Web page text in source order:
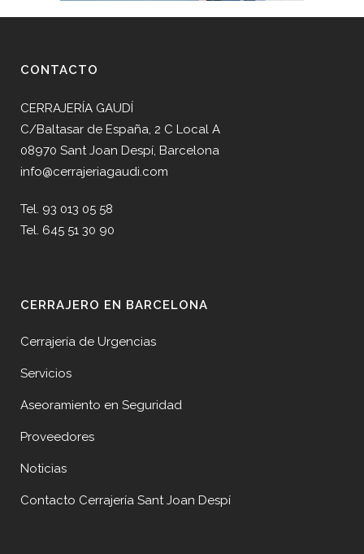
CONTACTO
CERRAJERÍA GAUDÍ
C/Baltasar de España, 2 C Local A
08970 Sant Joan Despí, Barcelona
info@cerrajeriagaudi.com
Tel. 93 013 05 58
Tel. 645 51 30 90
CERRAJERO EN BARCELONA
Cerrajería de Urgencias
Servicios
Aseoramiento en Seguridad
Proveedores
Noticias
Contacto Cerrajería Sant Joan Despí